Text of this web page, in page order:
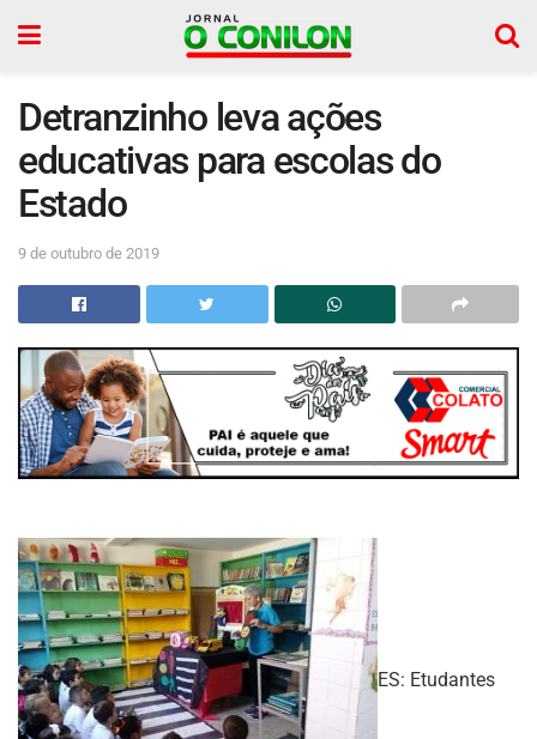
Detranzinho leva ações
educativas para escolas do
Estado
9 de outubro de 2019
ES: Etudantes